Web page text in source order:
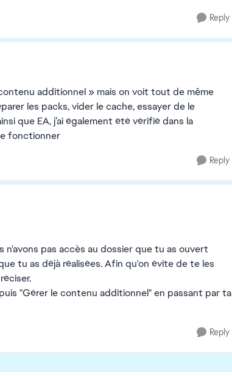
Reply
additionnel » mais on voit tout de même
les packs, vider le cache, essayer de le
que EA, j’ai également été vérifié dans la
fonctionner
Reply
pas accès au dossier que tu as ouvert
tu as déjà réalisées. Afin qu'on évite de te les
"Gérer le contenu additionnel" en passant par ta
Reply